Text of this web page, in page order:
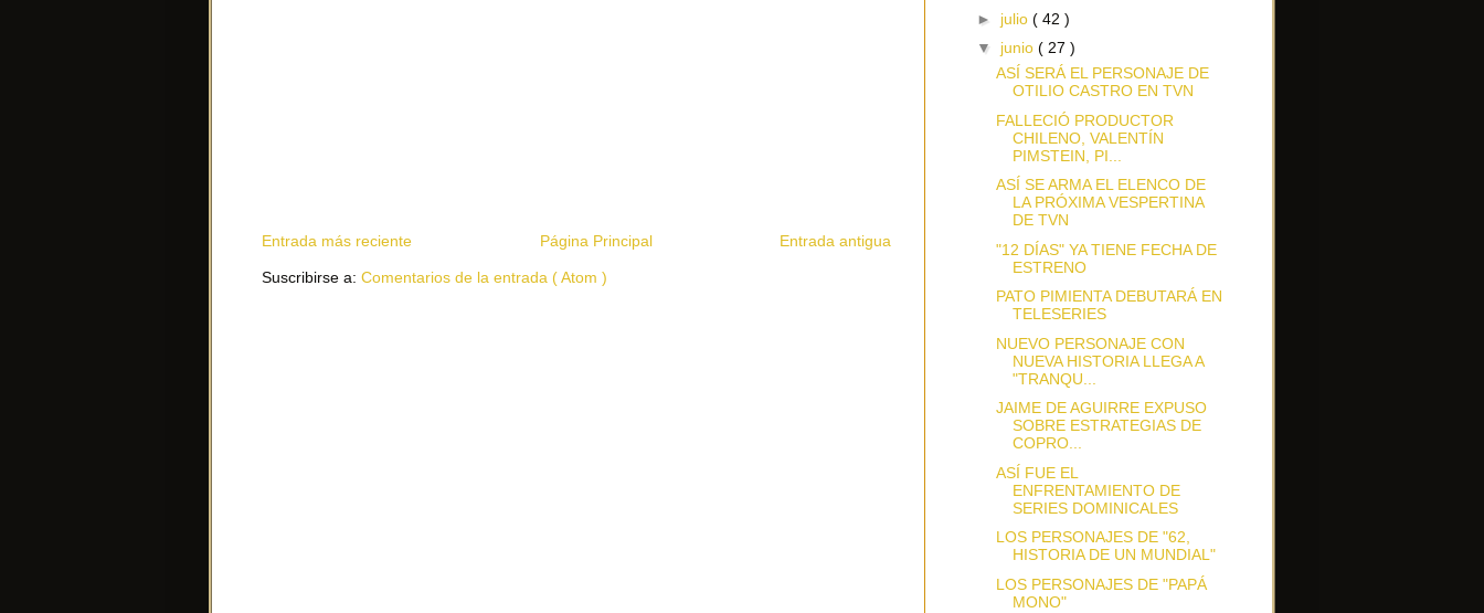
Entrada más reciente Entrada antigua
Página Principal
Suscribirse a: Comentarios de la entrada ( Atom )
► julio ( 42 )
▼ junio ( 27 )
ASÍ SERÁ EL PERSONAJE DE
OTILIO CASTRO EN TVN
FALLECIÓ PRODUCTOR
CHILENO, VALENTÍN
PIMSTEIN, PI...
ASÍ SE ARMA EL ELENCO DE
LA PRÓXIMA VESPERTINA
DE TVN
"12 DÍAS" YA TIENE FECHA DE
ESTRENO
PATO PIMIENTA DEBUTARÁ EN
TELESERIES
NUEVO PERSONAJE CON
NUEVA HISTORIA LLEGA A
"TRANQU...
JAIME DE AGUIRRE EXPUSO
SOBRE ESTRATEGIAS DE
COPRO...
ASÍ FUE EL
ENFRENTAMIENTO DE
SERIES DOMINICALES
LOS PERSONAJES DE "62,
HISTORIA DE UN MUNDIAL"
LOS PERSONAJES DE "PAPÁ
MONO"